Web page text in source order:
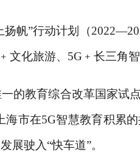
扬帆”行动计划（
文化旅游、5G﹢长三角
的教育综合改革国家试
市在5G智慧教育积累
展驶入“快车道”。